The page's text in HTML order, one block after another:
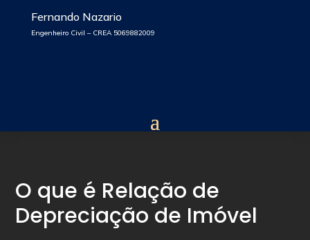
Fernando Nazario
Engenheiro Civil – CREA 5069882009
O que é Relação de
Depreciação de Imóvel